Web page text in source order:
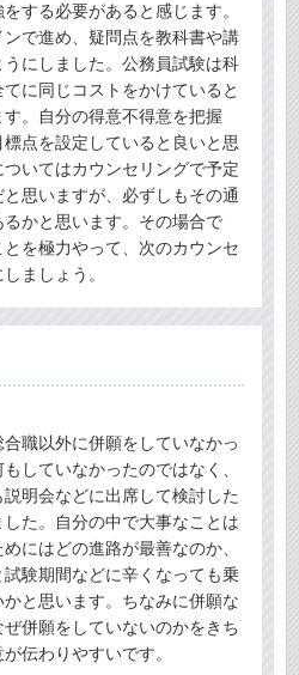
する必要があると感じます。
で進め、疑問点を教科書や講
にしました。公務員試験は科
に同じコストをかけていると
。自分の得意不得意を把握
標点を設定していると良いと思
いてはカウンセリングで予定
思いますが、必ずしもその通
るかと思います。その場合で
を極力やって、次のカウンセ
ましょう。
職以外に併願をしていなかっ
していなかったのではなく、
明会などに出席して検討した
した。自分の中で大事なことは
にはどの進路が最善なのか、
験期間などに辛くなっても乗
かと思います。ちなみに併願な
ぜ併願をしていないのかをきち
伝わりやすいです。